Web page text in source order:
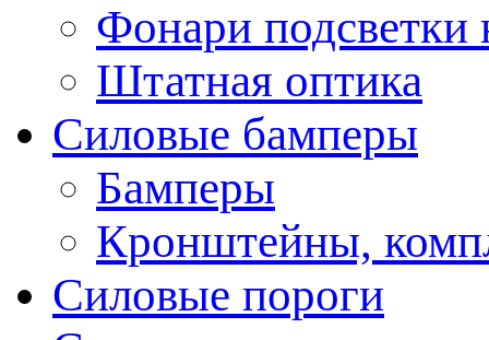
Фонари подсветки
Штатная оптика
Силовые бамперы
Бамперы
Кронштейны,
Силовые пороги